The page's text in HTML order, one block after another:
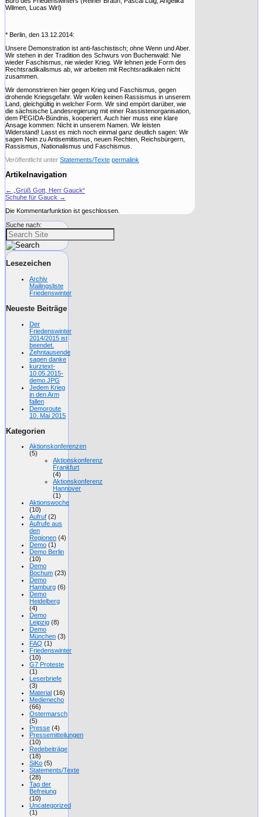
Wilmen, Lucas Wirl)
* Berlin, den 13.12.2014:
Unsere Demonstration ist anti-faschistisch; ohne Wenn und Aber.
Wir stehen in der Tradition des Schwurs von Buchenwald: Nie
wieder Faschismus, nie wieder Krieg. Wir lehnen jede Form des
Rechtsradikalismus ab, wir arbeiten mit Rechtsradikalen nicht
zusammen.
Wir demonstrieren hier gegen Krieg und Faschismus, gegen
drohende Kriegsgefahr. Wir wollen keinen Rassismus in unserem
Land, gleichgültig in welcher Form. Wir sind empört darüber, wie
die sächsische Landesregierung mit einer Rassistenorganisation,
dem PEGIDA-Bündnis, kooperiert. Auch hier muss eine klare
Ansage kommen: Nicht in unserem Namen. Wir leisten
Widerstand! Lasst es mich noch einmal ganz deutlich sagen: Wir
sagen Nein zu Antisemitismus, neuen Rechten, Reichsbürgern,
Rassismus, Nationalismus und Faschismus.
Veröffentlicht unter Statements/Texte permalink
Artikelnavigation
←
„Grüß Gott, Herr Gauck“
Schuhe für Gauck →
Die Kommentarfunktion ist geschlossen.
Suche nach:
Lesezeichen
Archiv
Mailingsliste
Friedenswinter
Neueste Beiträge
Der
Friedenswinter
2014/2015 ist
beendet.
Zehntausende
sagen danke
kurztext-
10.05.2015-
demo.JPG
Jedem Krieg
in den Arm
fallen
Demoroute
10. Mai 2015
Kategorien
Aktionskonferenzen
(5)
Aktionskonferenz
Frankfurt
(4)
Aktionskonferenz
Hannover
(1)
Aktionswoche
(10)
Aufruf (2)
Aufrufe aus
den
Regionen (4)
Demo (1)
Demo Berlin
(10)
Demo
Bochum (23)
Demo
Hamburg (6)
Demo
Heidelberg
(4)
Demo
Leipzig (8)
Demo
München (3)
FAQ (1)
Friedenswinter
(10)
G7 Proteste
(1)
Leserbriefe
(3)
Material (16)
Medienecho
(66)
Ostermarsch
(5)
Presse (4)
Pressemitteilungen
(10)
Redebeiträge
(18)
SiKo (5)
Statements/Texte
(28)
Tag der
Befreiung
(10)
Uncategorized
(1)